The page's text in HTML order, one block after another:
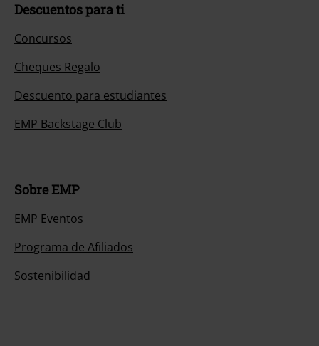
Descuentos para ti
Concursos
Cheques Regalo
Descuento para estudiantes
EMP Backstage Club
Sobre EMP
EMP Eventos
Programa de Afiliados
Sostenibilidad